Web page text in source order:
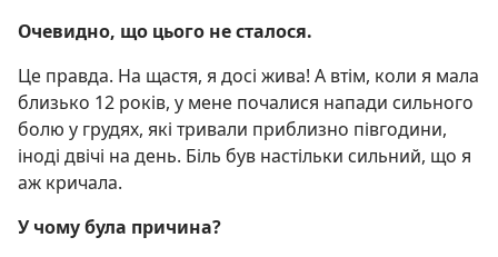
Очевидно, що цього не сталося.
Це правда. На щастя, я досі жива! А втім, коли я мала
близько 12 років, у мене почалися напади сильного
болю у грудях, які тривали приблизно півгодини,
іноді двічі на день. Біль був настільки сильний, що я
аж кричала.
У чому була причина?